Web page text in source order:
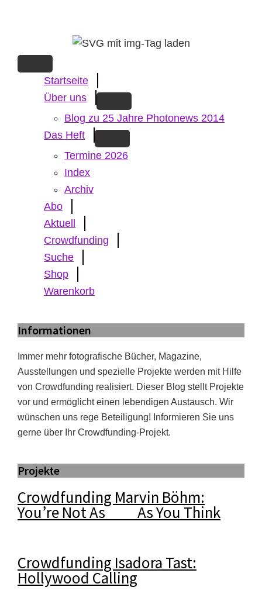
content
Startseite
Über uns
Blog zu 25 Jahre Photonews 2014
Das Heft
Termine 2026
Index
Archiv
Abo
Aktuell
Crowdfunding
Suche
Shop
Warenkorb
Informationen
Immer mehr fotografische Bücher, Magazine,
Ausstellungen und spezielle Projekte werden mit Hilfe
von Crowdfunding realisiert. Dieser Blog stellt Projekte
vor und ermöglicht einen lebendigen Austausch. Wir
wünschen uns rege Beteiligung! Informieren Sie uns
gerne über Ihr Crowdfunding-Projekt.
Projekte
Crowdfunding Marvin Böhm:
You’re Not As ___ As You Think
Crowdfunding Isadora Tast:
Hollywood Calling